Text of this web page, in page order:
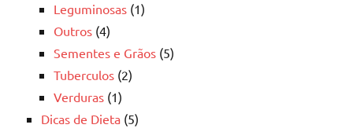
Leguminosas (1)
Outros (4)
Sementes e Grãos (5)
Tuberculos (2)
Verduras (1)
Dicas de Dieta (5)